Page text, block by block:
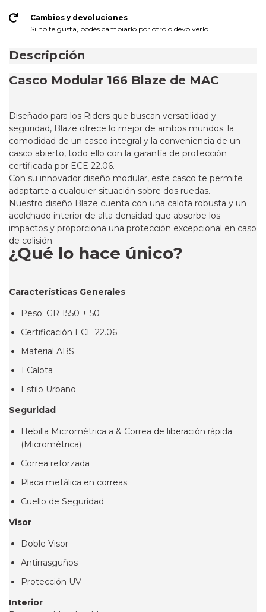
Cambios y devoluciones
Si no te gusta, podés cambiarlo por otro o devolverlo.
Descripción
Casco Modular 166 Blaze de MAC
Diseñado para los Riders que buscan versatilidad y
seguridad, Blaze ofrece lo mejor de ambos mundos: la
comodidad de un casco integral y la conveniencia de un
casco abierto, todo ello con la garantía de protección
certificada por ECE 22.06.
Con su innovador diseño modular, este casco te permite
adaptarte a cualquier situación sobre dos ruedas.
Nuestro diseño Blaze cuenta con una calota robusta y un
acolchado interior de alta densidad que absorbe los
impactos y proporciona una protección excepcional en caso
de colisión.
¿Qué lo hace único?
Características Generales
Peso: GR 1550 + 50
Certificación ECE 22.06
Material ABS
1 Calota
Estilo Urbano
Seguridad
Hebilla Micrométrica a & Correa de liberación rápida
(Micrométrica)
Correa reforzada
Placa metálica en correas
Cuello de Seguridad
Visor
Doble Visor
Antirrasguños
Protección UV
Interior